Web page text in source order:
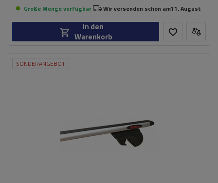
Große Menge verfügbar Wir versenden schon am11. August
In den
Warenkorb
SONDERANGEBOT